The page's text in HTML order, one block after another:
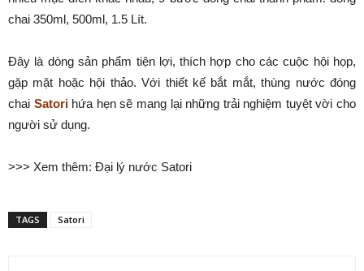
chai 350ml, 500ml, 1.5 Lít.
Đây là dòng sản phẩm tiện lợi, thích hợp cho các cuộc hội họp,
gặp mặt hoặc hội thảo. Với thiết kế bắt mắt, thùng nước đóng
chai Satorihứa hẹn sẽ mang lại những trải nghiệm tuyệt vời cho
người sử dụng.
>>> Xem thêm: Đại lý nước Satori
TAGS Satori